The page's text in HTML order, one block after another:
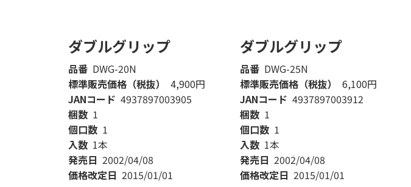
ダブルグリップ
品番 DWG-20N
標準販売価格（税抜）
4,900円
JANコード 4937897003905
梱数 1
個口数 1
入数 1本
発売日 2002/04/08
価格改定日 2015/01/01
ダブルグリップ
品番 DWG-25N
標準販売価格（税抜）
6,100円
JANコード 4937897003912
梱数 1
個口数 1
入数 1本
発売日 2002/04/08
価格改定日 2015/01/01